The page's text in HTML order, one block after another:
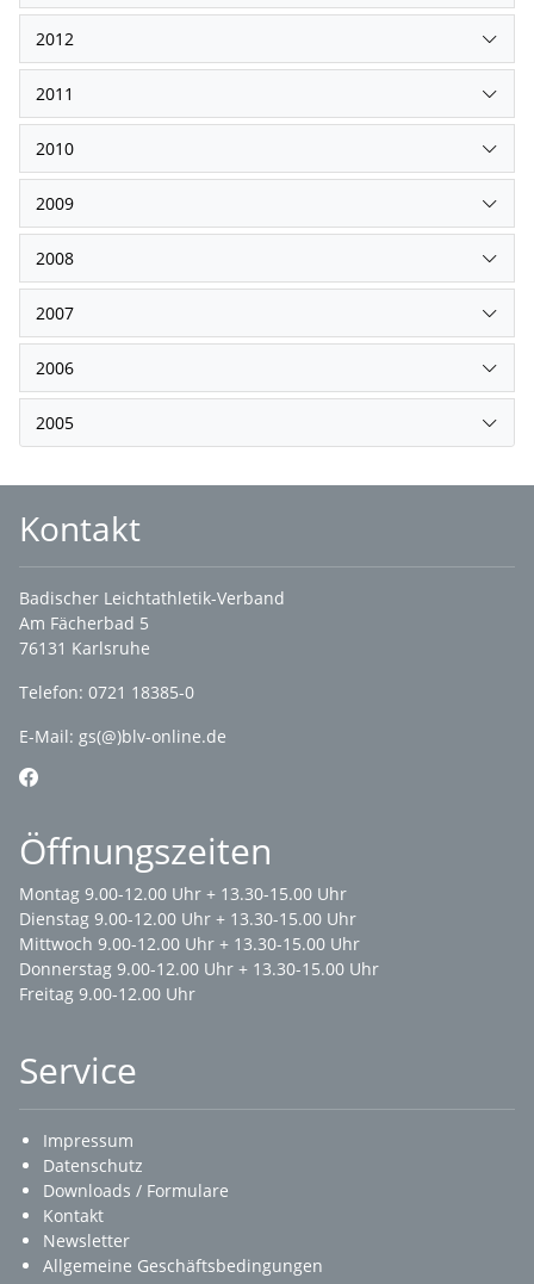
2012
2011
2010
2009
2008
2007
2006
2005
Kontakt
Badischer Leichtathletik-Verband
Am Fächerbad 5
76131 Karlsruhe
Telefon: 0721 18385-0
E-Mail: gs(@)blv-online.de
Öffnungszeiten
Montag 9.00-12.00 Uhr + 13.30-15.00 Uhr
Dienstag 9.00-12.00 Uhr + 13.30-15.00 Uhr
Mittwoch 9.00-12.00 Uhr + 13.30-15.00 Uhr
Donnerstag 9.00-12.00 Uhr + 13.30-15.00 Uhr
Freitag 9.00-12.00 Uhr
Service
Impressum
Datenschutz
Downloads / Formulare
Kontakt
Newsletter
Allgemeine Geschäftsbedingungen